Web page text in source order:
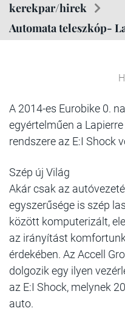
kerekpar/hirek
Automata teleszkóp-
A 2014-es Eurobike 0.
egyértelműen a
rendszere az E:I Shock
Szép új Világ
Akár csak az
egyszerűsége is szép
között komputerizált,
az irányítást
érdekében. Az Accell
dolgozik egy ilyen
az E:I Shock, melynek
auto.